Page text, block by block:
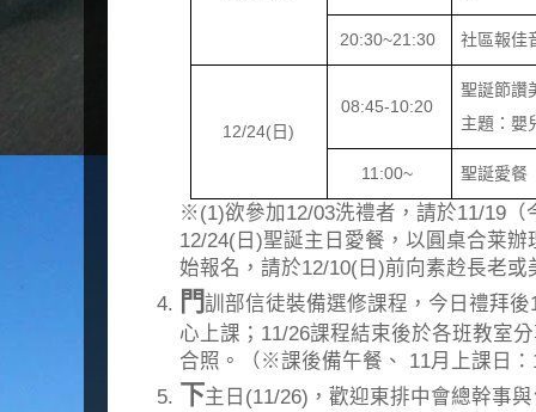
20:30~21:30 社區報佳
12/24(日)
08:45-10:20
聖誕節讚
主題：嬰
11:00~ 聖誕愛餐
※(1)欲參加12/03洗禮者，請於11/19（
12/24(日)聖誕主日愛餐，以圓桌合莱
始報名，請於12/10(日)前向素赺長老或
門訓部信徒裝備選修課程，今日禮拜
心上課；11/26課程結束後於各班教室
合照。（※課後備午餐、 11月上課日：
下主日(11/26)，歡迎東排中會總幹事